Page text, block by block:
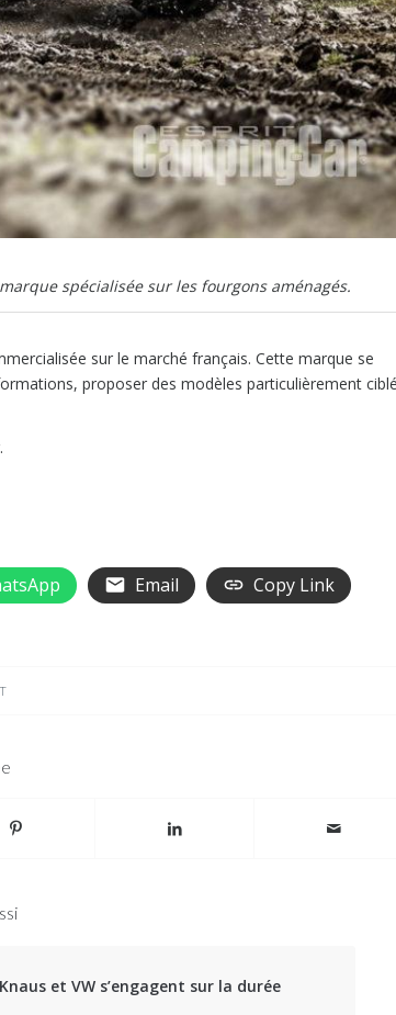
spécialisée sur les fourgons aménagés.
sur le marché français. Cette marque se
proposer des modèles particulièrement
Email Copy Link
Knaus et VW s’engagent sur la durée